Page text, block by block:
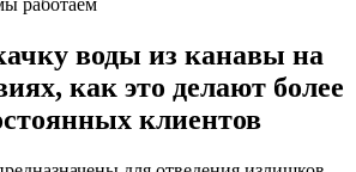
воды из канавы на
как это делают более
клиентов